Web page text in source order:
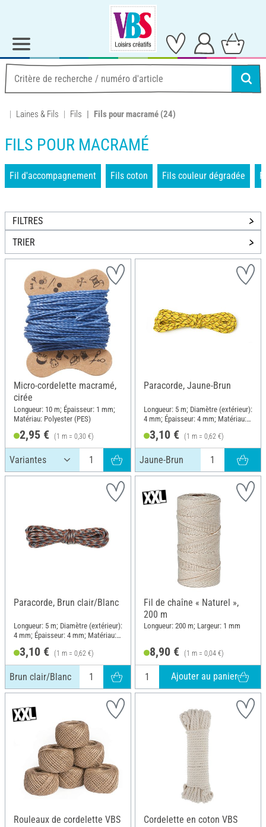
Laines & Fils Fils Fils pour macramé (24)
FILS POUR MACRAMÉ
Fil d'accompagnement Fils coton Fils couleur dégradée
FILTRES
TRIER
Micro-cordelette macramé,
cirée
Longueur: 10 m; Épaisseur: 1 mm;
Matériau: Polyester (PES)
2,95 € (1 m = 0,30 €)
Paracorde, Jaune-Brun
Longueur: 5 m; Diamètre (extérieur):
4 mm; Épaisseur: 4 mm; Matériau:
3,10 € (1 m = 0,62 €)
Jaune-Brun
Paracorde, Brun clair/Blanc
Longueur: 5 m; Diamètre (extérieur):
4 mm; Épaisseur: 4 mm; Matériau:
3,10 € (1 m = 0,62 €)
Brun clair/Blanc
Fil de chaîne « Naturel »,
200 m
Longueur: 200 m; Largeur: 1 mm
8,90 € (1 m = 0,04 €)
Ajouter au panier
Rouleaux de cordelette VBS Cordelette en coton VBS